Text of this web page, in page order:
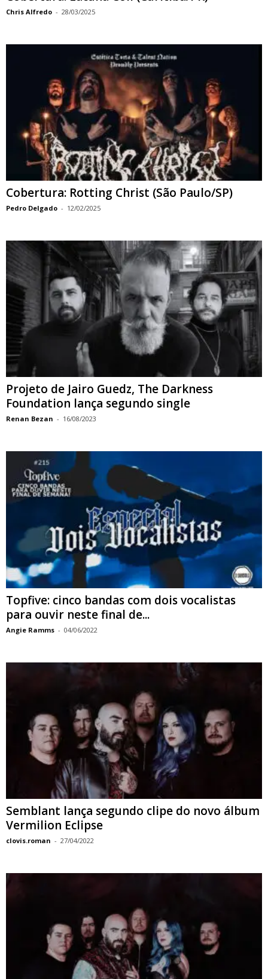
Chris Alfredo - 28/03/2025
Cobertura: Rotting Christ (São Paulo/SP)
Pedro Delgado - 12/02/2025
Projeto de Jairo Guedz, The Darkness
Foundation lança segundo single
Renan Bezan - 16/08/2023
Topfive: cinco bandas com dois vocalistas
para ouvir neste final de...
Angie Ramms - 04/06/2022
Semblant lança segundo clipe do novo álbum
Vermilion Eclipse
clovis.roman - 27/04/2022